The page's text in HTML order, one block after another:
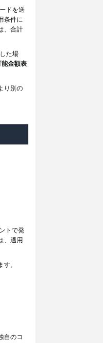
ドを送
条件に
、合計
た場
金額表
り別の
トで発
、適用
。
自のコ